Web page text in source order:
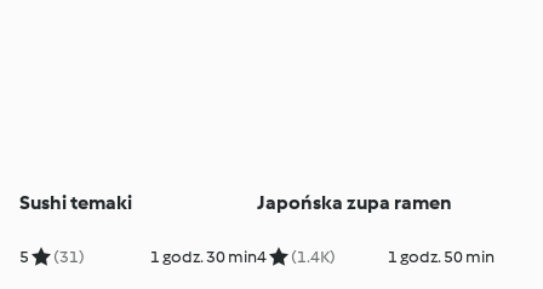
Sushi temaki
5 (31) 1 godz. 30 min
Japońska zupa ramen
4 (1.4K) 1 godz. 50 min